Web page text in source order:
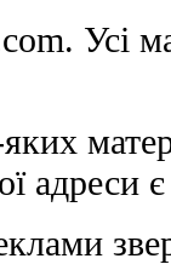
Усі
адреси